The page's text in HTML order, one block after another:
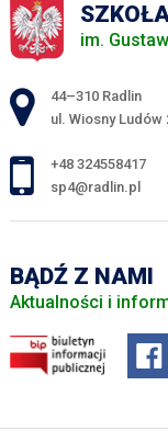
im.
Adres pocztowy:
44–310 Radlin
ul. Wiosny Ludów
+48 324558417
sp4@radlin.pl
BĄDŹ Z NAMI
Aktualności i